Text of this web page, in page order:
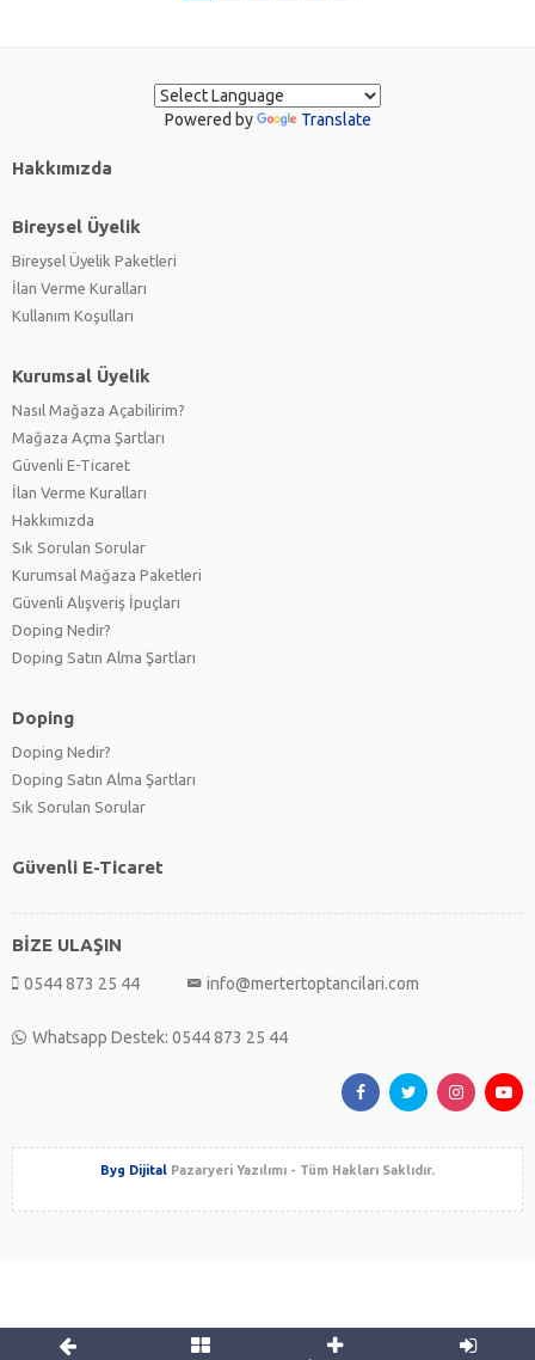
Powered by Translate
Hakkımızda
Bireysel Üyelik
Bireysel Üyelik Paketleri
İlan Verme Kuralları
Kullanım Koşulları
Kurumsal Üyelik
Nasıl Mağaza Açabilirim?
Mağaza Açma Şartları
Güvenli E-Ticaret
İlan Verme Kuralları
Hakkımızda
Sık Sorulan Sorular
Kurumsal Mağaza Paketleri
Güvenli Alışveriş İpuçları
Doping Nedir?
Doping Satın Alma Şartları
Doping
Doping Nedir?
Doping Satın Alma Şartları
Sık Sorulan Sorular
Güvenli E-Ticaret
BİZE ULAŞIN
0544 873 25 44 info@mertertoptancilari.com
Whatsapp Destek: 0544 873 25 44
Byg Dijital Pazaryeri Yazılımı - Tüm Hakları Saklıdır.